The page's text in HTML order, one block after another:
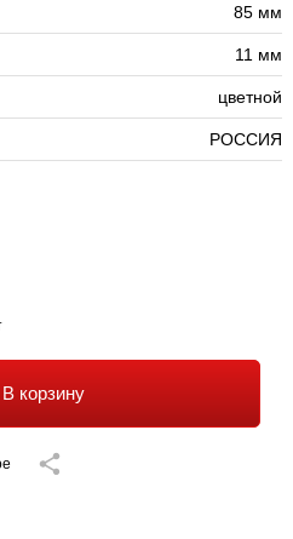
85 мм
11 мм
цветной
РОССИЯ
В корзину